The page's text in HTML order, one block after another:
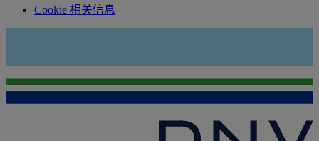
Cookie 相关信息